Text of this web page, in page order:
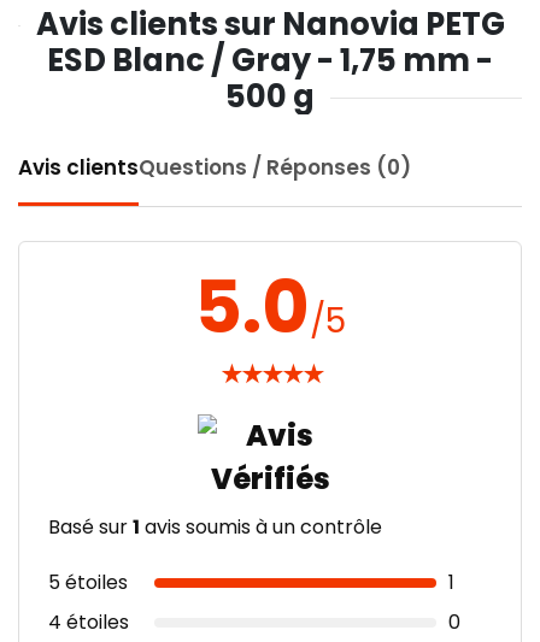
Avis clients sur Nanovia PETG
ESD Blanc / Gray - 1,75 mm -
500 g
Avis clientsQuestions / Réponses (0)
5.0/5
★★★★★
Basé sur1 avis soumis à un contrôle
5 étoiles
1
4 étoiles
0